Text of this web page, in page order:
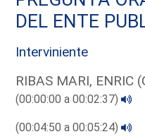
DEL ENTE
Interviniente
RIBAS MARI, ENRIC
(00:00:00 a 00:02:37)
(00:04:50 a 00:05:24)